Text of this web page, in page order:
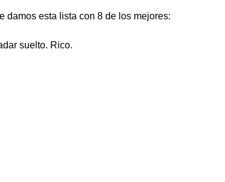
damos esta lista con 8 de los mejores:
suelto. Rico.